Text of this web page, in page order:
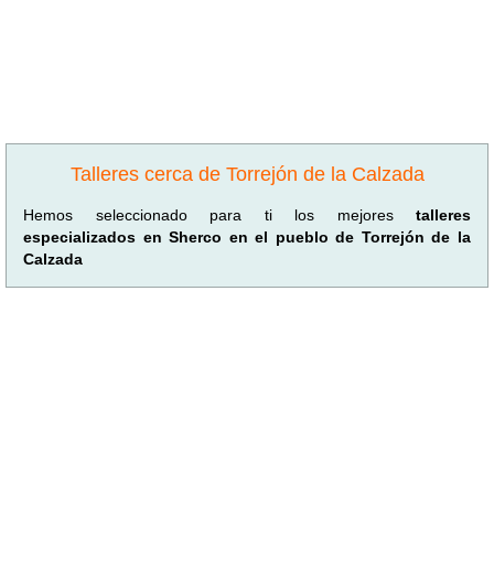
Talleres cerca de Torrejón de la Calzada
Hemos seleccionado para ti los mejores talleres
especializados en Sherco en el pueblo de Torrejón de la
Calzada